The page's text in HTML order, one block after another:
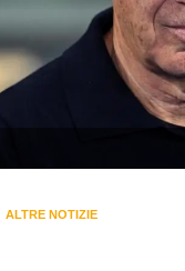
ALTRE NOTIZIE